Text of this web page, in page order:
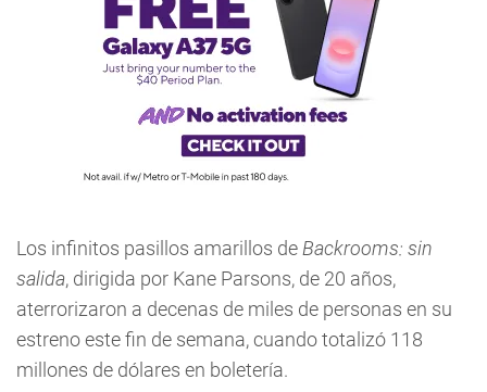
Los infinitos pasillos amarillos de Backrooms: sin
salida, dirigida por Kane Parsons, de 20 años,
aterrorizaron a decenas de miles de personas en su
estreno este fin de semana, cuando totalizó 118
millones de dólares en boletería.